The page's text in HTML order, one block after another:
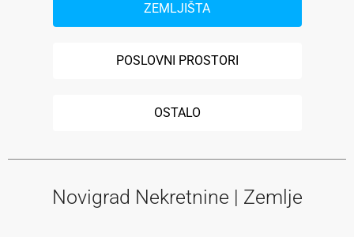
ZEMLJIŠTA
POSLOVNI PROSTORI
OSTALO
Novigrad Nekretnine | Zemlje